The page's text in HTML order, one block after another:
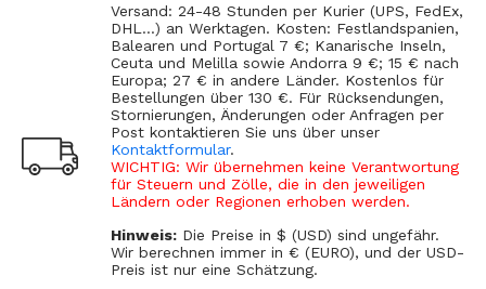
Versand: 24-48 Stunden per Kurier (UPS, FedEx,
DHL...) an Werktagen. Kosten: Festlandspanien,
Balearen und Portugal 7 €; Kanarische Inseln,
Ceuta und Melilla sowie Andorra 9 €; 15 € nach
Europa; 27 € in andere Länder. Kostenlos für
Bestellungen über 130 €. Für Rücksendungen,
Stornierungen, Änderungen oder Anfragen per
Post kontaktieren Sie uns über unser
Kontaktformular.
WICHTIG: Wir übernehmen keine Verantwortung
für Steuern und Zölle, die in den jeweiligen
Ländern oder Regionen erhoben werden.
Hinweis: Die Preise in $ (USD) sind ungefähr.
Wir berechnen immer in € (EURO), und der USD-
Preis ist nur eine Schätzung.